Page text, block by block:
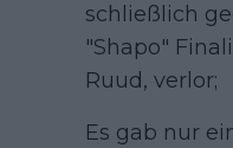
schließlich
"Shapo"
Ruud, verlor;
Es gab nur